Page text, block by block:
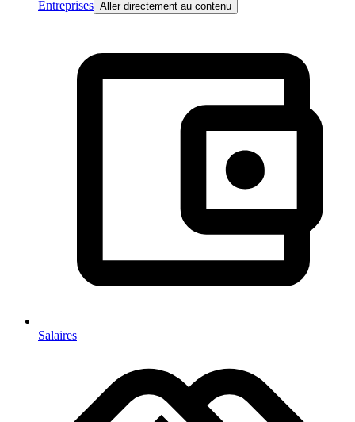
Entreprises Aller directement au contenu
Salaires